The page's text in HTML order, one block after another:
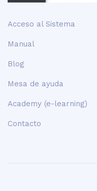
Acceso al Sistema
Manual
Blog
Mesa de ayuda
Academy (e-learning)
Contacto